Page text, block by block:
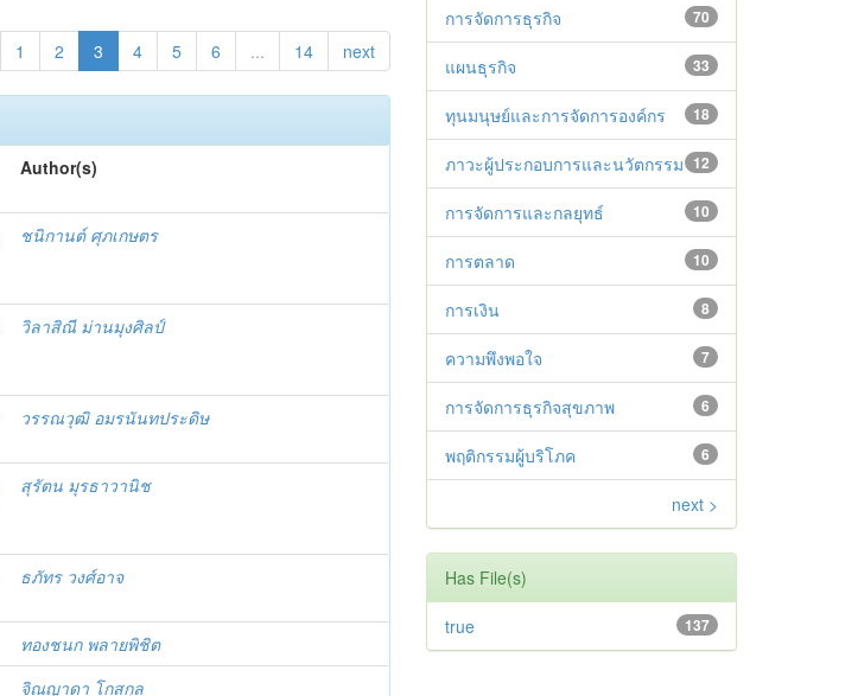
1 2 3 4 5 6 ... 14 next
Author(s)
ชนิกานต์ ศุภเกษตร
วิลาสิณี ม่านมุงศิลป์
วรรณวุฒิ อมรนันทประดิษ
สุรัตน มุรธาวานิช
ธภัทร วงศ์อาจ
ทองชนก พลายพิชิต
จิณญาดา โกสกุล
70
การจัดการธุรกิจ
33
แผนธุรกิจ
18
ทุนมนุษย์และการจัดการองค์กร
12
ภาวะผู้ประกอบการและนวัตกรรม
10
การจัดการและกลยุทธ์
10
การตลาด
8
การเงิน
7
ความพึงพอใจ
6
การจัดการธุรกิจสุขภาพ
6
พฤติกรรมผู้บริโภค
next >
Has File(s)
137
true